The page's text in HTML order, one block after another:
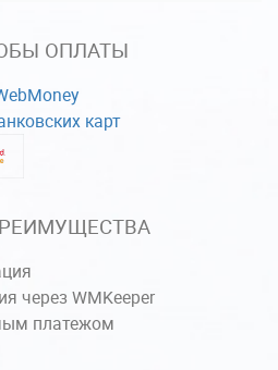
ОПЛАТЫ
карт
через WMKeeper
платежом